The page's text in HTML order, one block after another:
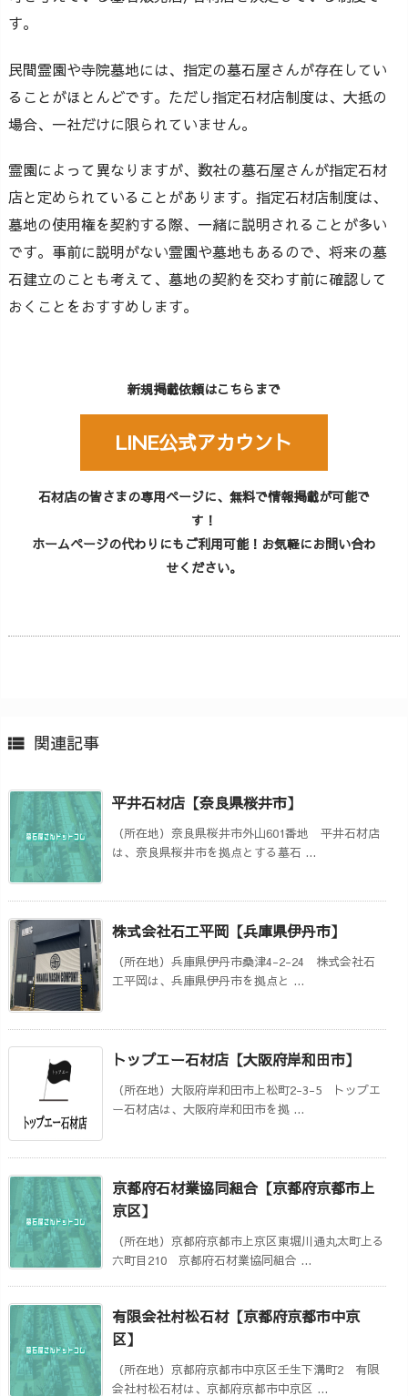
す。
民間霊園や寺院墓地には、指定の墓石屋さんが存在してい
ることがほとんどです。ただし指定石材店制度は、大抵の
場合、一社だけに限られていません。
霊園によって異なりますが、数社の墓石屋さんが指定石材
店と定められていることがあります。指定石材店制度は、
墓地の使用権を契約する際、一緒に説明されることが多い
です。事前に説明がない霊園や墓地もあるので、将来の墓
石建立のことも考えて、墓地の契約を交わす前に確認して
おくことをおすすめします。
新規掲載依頼はこちらまで
LINE公式アカウント
石材店の皆さまの専用ページに、無料で情報掲載が可能で
す！
ホームページの代わりにもご利用可能！お気軽にお問い合わ
せください。
 関連記事
平井石材店【奈良県桜井市】
（所在地）奈良県桜井市外山601番地 平井石材店
は、奈良県桜井市を拠点とする墓石 ...
株式会社石工平岡【兵庫県伊丹市】
（所在地）兵庫県伊丹市桑津4-2-24 株式会社石
工平岡は、兵庫県伊丹市を拠点と ...
トップエー石材店【大阪府岸和田市】
（所在地）大阪府岸和田市上松町2-3-5 トップエ
ー石材店は、大阪府岸和田市を拠 ...
京都府石材業協同組合【京都府京都市上
京区】
（所在地）京都府京都市上京区東堀川通丸太町上る
六町目210 京都府石材業協同組合 ...
有限会社村松石材【京都府京都市中京
区】
（所在地）京都府京都市中京区壬生下溝町2 有限
会社村松石材は、京都府京都市中京区 ...